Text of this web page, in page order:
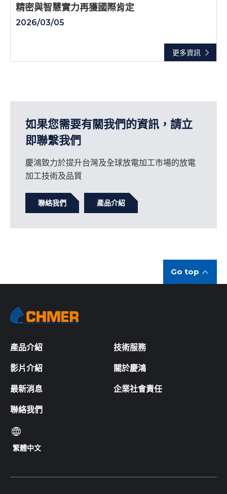
更多資訊
精密與智慧實力再獲國際肯定
2026/03/05
如果您需要有關我們的資訊，請立
即聯繫我們
慶鴻致力於提升台灣及全球放電加工市場的放電
加工技術及品質
聯絡我們 產品介紹
Go top
產品介紹 技術服務
影片介紹 關於慶鴻
最新消息 企業社會責任
聯絡我們
繁體中文